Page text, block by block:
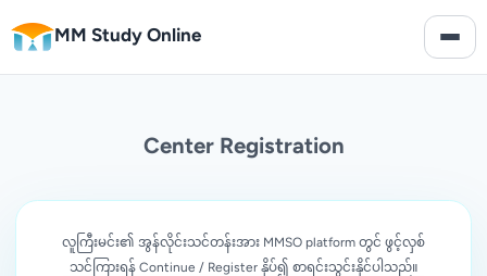
MM Study Online
Center Registration
လူကြီးမင်း၏ အွန်လိုင်းသင်တန်းအား MMSO platform တွင် ဖွင့်လှစ်
သင်ကြားရန် Continue / Register နှိပ်၍ စာရင်းသွင်းနိုင်ပါသည်။